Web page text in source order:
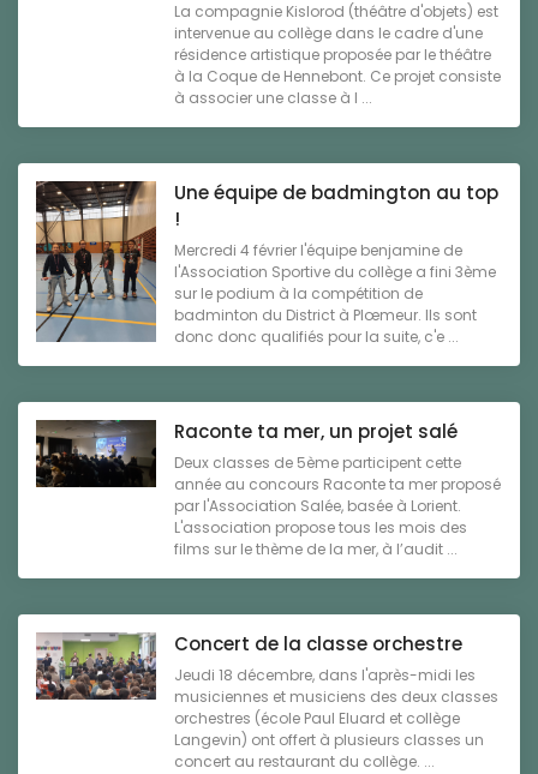
La compagnie Kislorod (théâtre d'objets) est
intervenue au collège dans le cadre d'une
résidence artistique proposée par le théâtre
à la Coque de Hennebont. Ce projet consiste
à associer une classe à l ...
Une équipe de badmington au top
!
Mercredi 4 février l'équipe benjamine de
l'Association Sportive du collège a fini 3ème
sur le podium à la compétition de
badminton du District à Plœmeur. Ils sont
donc donc qualifiés pour la suite, c'e ...
Raconte ta mer, un projet salé
Deux classes de 5ème participent cette
année au concours Raconte ta mer proposé
par l'Association Salée, basée à Lorient.
L'association propose tous les mois des
films sur le thème de la mer, à l’audit ...
Concert de la classe orchestre
Jeudi 18 décembre, dans l'après-midi les
musiciennes et musiciens des deux classes
orchestres (école Paul Eluard et collège
Langevin) ont offert à plusieurs classes un
concert au restaurant du collège. ...